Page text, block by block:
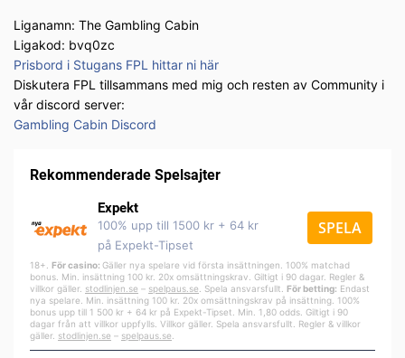
Liganamn: The Gambling Cabin
Ligakod: bvq0zc
Prisbord i Stugans FPL hittar ni här
Diskutera FPL tillsammans med mig och resten av Community i
vår discord server:
Gambling Cabin Discord
Rekommenderade Spelsajter
Expekt
100% upp till 1500 kr + 64 kr
på Expekt-Tipset
SPELA
18+. För casino: Gäller nya spelare vid första insättningen. 100% matchad
bonus. Min. insättning 100 kr. 20x omsättningskrav. Giltigt i 90 dagar. Regler &
villkor gäller. stodlinjen.se – spelpaus.se. Spela ansvarsfullt. För betting: Endast
nya spelare. Min. insättning 100 kr. 20x omsättningskrav på insättning. 100%
bonus upp till 1 500 kr + 64 kr på Expekt-Tipset. Min. 1,80 odds. Giltigt i 90
dagar från att villkor uppfylls. Villkor gäller. Spela ansvarsfullt. Regler & villkor
gäller. stodlinjen.se – spelpaus.se.